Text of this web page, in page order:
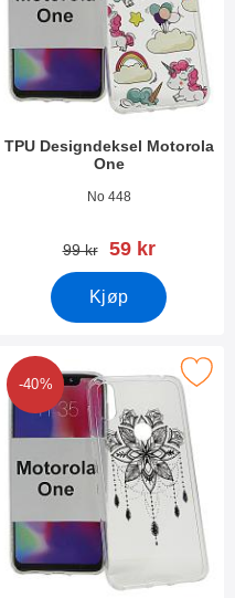
TPU Designdeksel Motorola
One
Varenummer 29316
No 448
gammel pris
99 kr ny pris
59 kr
Kjøp
One som favoritt
-40%
Merk tPU Designdeksel